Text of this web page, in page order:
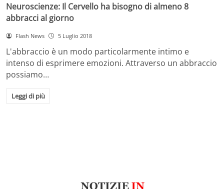
Neuroscienze: Il Cervello ha bisogno di almeno 8
abbracci al giorno
Flash News 5 Luglio 2018
L'abbraccio è un modo particolarmente intimo e
intenso di esprimere emozioni. Attraverso un abbraccio
possiamo…
Leggi di più